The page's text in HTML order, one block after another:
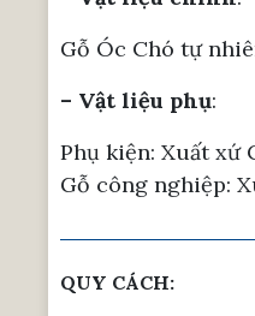
Gỗ Óc Chó tự
– Vật liệu phụ:
Phụ kiện: Xuất xứ
Gỗ công nghiệp:
QUY CÁCH: